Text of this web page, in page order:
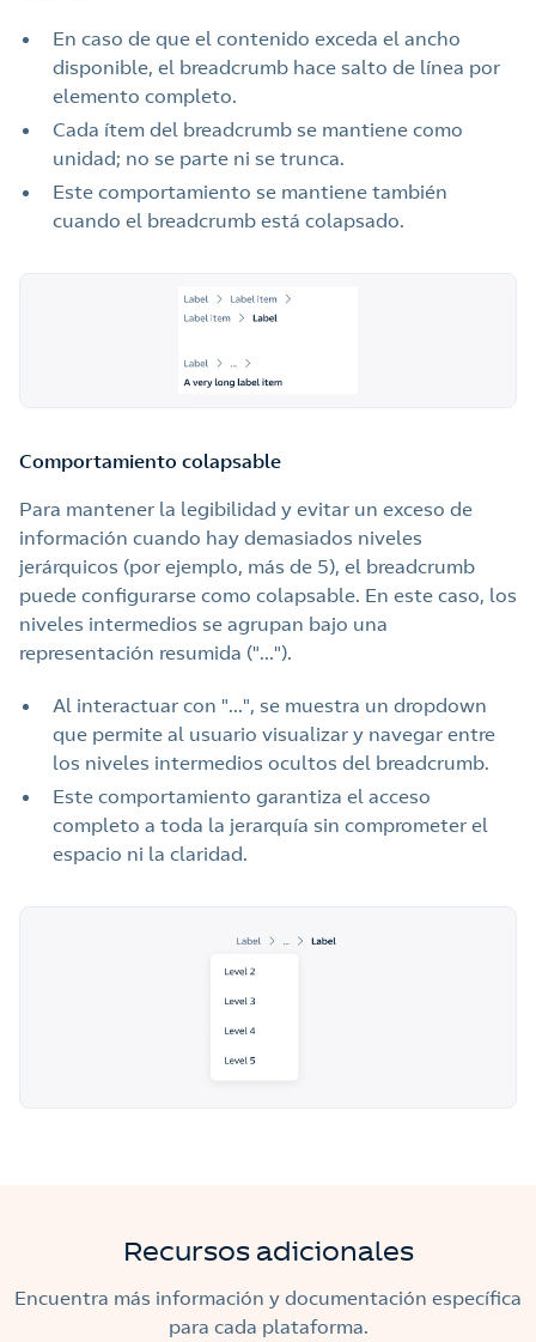
En caso de que el contenido exceda el ancho
disponible, el breadcrumb hace salto de línea por
elemento completo.
Cada ítem del breadcrumb se mantiene como
unidad; no se parte ni se trunca.
Este comportamiento se mantiene también
cuando el breadcrumb está colapsado.
Comportamiento colapsable
Para mantener la legibilidad y evitar un exceso de
información cuando hay demasiados niveles
jerárquicos (por ejemplo, más de 5), el breadcrumb
puede configurarse como colapsable. En este caso, los
niveles intermedios se agrupan bajo una
representación resumida ("...").
Al interactuar con "...", se muestra un dropdown
que permite al usuario visualizar y navegar entre
los niveles intermedios ocultos del breadcrumb.
Este comportamiento garantiza el acceso
completo a toda la jerarquía sin comprometer el
espacio ni la claridad.
Recursos adicionales
Encuentra más información y documentación específica
para cada plataforma.